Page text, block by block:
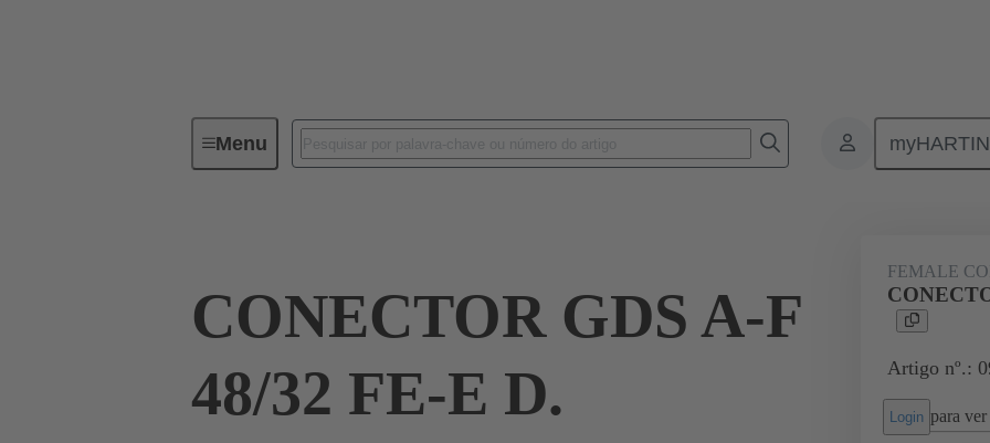
MenuDevice connectivity Produtos Motherboard to
CONECTOR GDS A-F
48/32 FE-E D.
FEMALE
Artigo nº.:
Login para